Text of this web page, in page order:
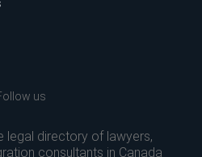
us
legal directory of lawyers,
consultants in Canada